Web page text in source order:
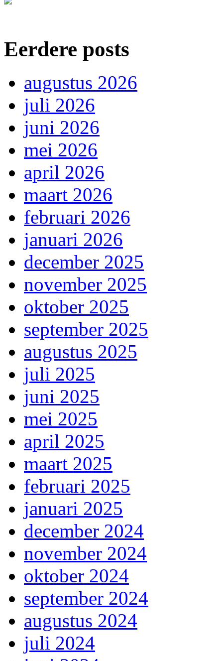
Eerdere posts
augustus 2026
juli 2026
juni 2026
mei 2026
april 2026
maart 2026
februari 2026
januari 2026
december 2025
november 2025
oktober 2025
september 2025
augustus 2025
juli 2025
juni 2025
mei 2025
april 2025
maart 2025
februari 2025
januari 2025
december 2024
november 2024
oktober 2024
september 2024
augustus 2024
juli 2024